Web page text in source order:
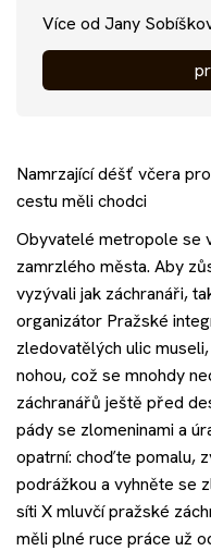
Více od Jany
Namrzající déšť včera
cestu měli chodci
Obyvatelé metropole se
zamrzlého města. Aby
vyzývali jak záchranáři,
organizátor Pražské
zledovatělých ulic
nohou, což se mnohdy
záchranářů ještě před
pády se zlomeninami a
opatrní: choďte pomalu,
podrážkou a vyhněte se
síti X mluvčí pražské
měli plné ruce práce už